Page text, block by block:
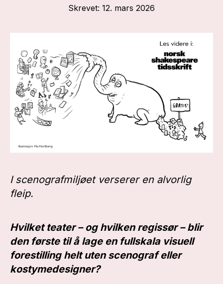
Skrevet: 12. mars 2026
I scenografmiljøet verserer en alvorlig
fleip.
Hvilket teater – og hvilken regissør – blir
den første til å lage en fullskala visuell
forestilling helt uten scenograf eller
kostymedesigner?